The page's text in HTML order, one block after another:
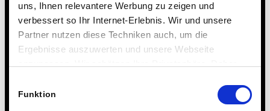
uns, Ihnen relevantere Werbung zu zeigen und
verbessert so Ihr Internet-Erlebnis. Wir und unsere
Partner nutzen diese Techniken auch, um die
Ergebnisse auszuwerten und unsere Webseite
Technologien.
Funktion